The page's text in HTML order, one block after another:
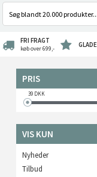
FRI FRAGT
køb over 699,-
PRIS
39DKK
VIS KUN
Nyheder
Tilbud